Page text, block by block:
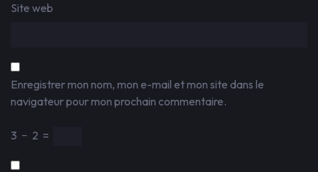
Site web
Enregistrer mon nom, mon e-mail et mon site dans le
navigateur pour mon prochain commentaire.
3 − 2 =